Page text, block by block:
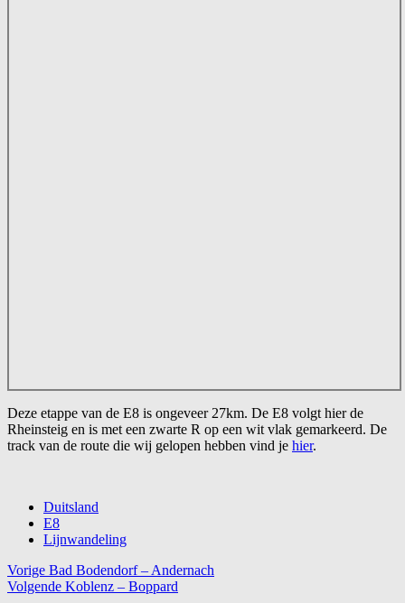
Deze etappe van de E8 is ongeveer 27km. De E8 volgt hier de
Rheinsteig en is met een zwarte R op een wit vlak gemarkeerd. De
track van de route die wij gelopen hebben vind je hier.
Duitsland
E8
Lijnwandeling
Bericht
navigatie
Vorige Bad Bodendorf – Andernach
Volgende Koblenz – Boppard